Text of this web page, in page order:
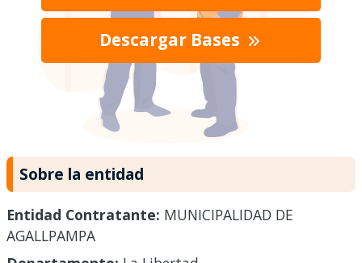
Descargar Bases
Sobre la entidad
Entidad Contratante: MUNICIPALIDAD DE
AGALLPAMPA